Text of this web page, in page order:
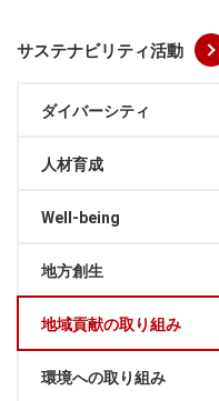
サステナビリティ活動
ダイバーシティ
人材育成
Well-being
地方創生
地域貢献の取り組み
環境への取り組み